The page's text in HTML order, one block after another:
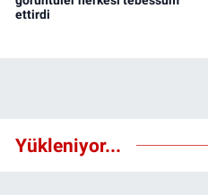
ettirdi
Yükleniyor...